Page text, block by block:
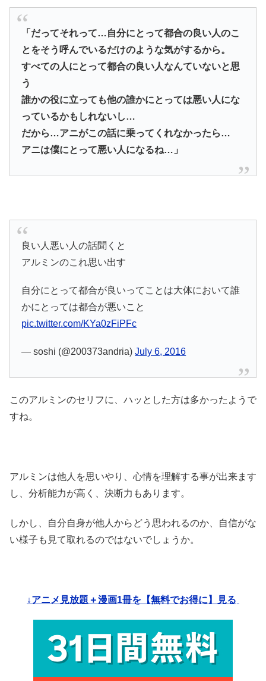
「だってそれって…自分にとって都合の良い人のこ
とをそう呼んでいるだけのような気がするから。
すべての人にとって都合の良い人なんていないと思
う
誰かの役に立っても他の誰かにとっては悪い人にな
っているかもしれないし…
だから…アニがこの話に乗ってくれなかったら…
アニは僕にとって悪い人になるね…」
良い人悪い人の話聞くと
アルミンのこれ思い出す
自分にとって都合が良いってことは大体において誰
かにとっては都合が悪いこと
pic.twitter.com/KYa0zFiPFc
— soshi (@200373andria)July 6, 2016
このアルミンのセリフに、ハッとした方は多かったようで
すね。
アルミンは他人を思いやり、心情を理解する事が出来ます
し、分析能力が高く、決断力もあります。
しかし、自分自身が他人からどう思われるのか、自信がな
い様子も見て取れるのではないでしょうか。
↓アニメ見放題＋漫画1冊を【無料でお得に】見る